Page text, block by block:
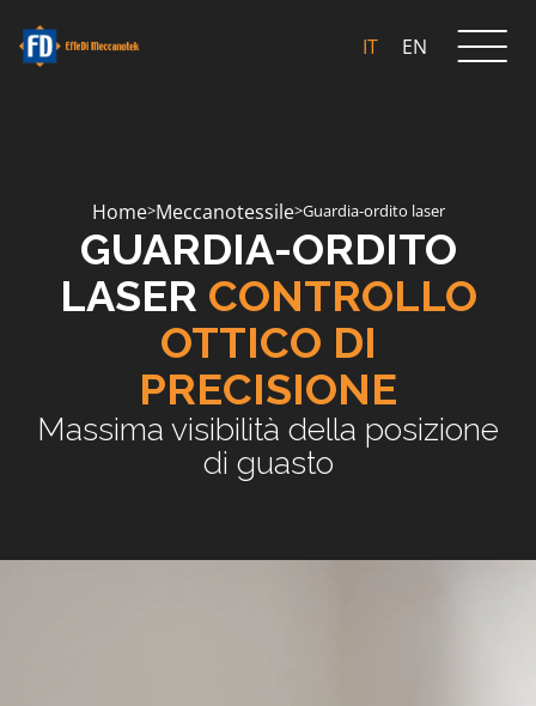
IT EN
Home>Meccanotessile>Guardia-ordito laser
GUARDIA-ORDITO
LASER CONTROLLO
OTTICO DI
PRECISIONE
Massima visibilità della posizione
di guasto